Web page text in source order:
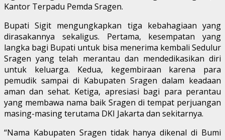
Kantor Terpadu Pemda Sragen.
Bupati Sigit mengungkapkan tiga kebahagiaan yang
dirasakannya sekaligus. Pertama, kesempatan yang
langka bagi Bupati untuk bisa menerima kembali Sedulur
Sragen yang telah merantau dan mendedikasikan diri
untuk keluarga. Kedua, kegembiraan karena para
pemudik sampai di Kabupaten Sragen dalam keadaan
aman dan sehat. Ketiga, apresiasi bagi para perantau
yang membawa nama baik Sragen di tempat perjuangan
masing-masing terutama DKI Jakarta dan sekitarnya.
“Nama Kabupaten Sragen tidak hanya dikenal di Bumi